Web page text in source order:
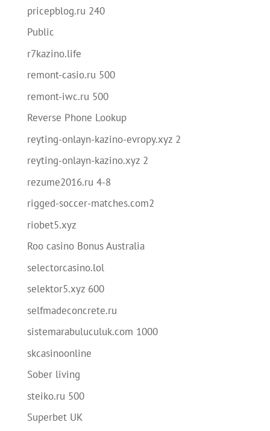
pricepblog.ru 240
Public
r7kazino.life
remont-casio.ru 500
remont-iwc.ru 500
Reverse Phone Lookup
reyting-onlayn-kazino-evropy.xyz 2
reyting-onlayn-kazino.xyz 2
rezume2016.ru 4-8
rigged-soccer-matches.com2
riobet5.xyz
Roo casino Bonus Australia
selectorcasino.lol
selektor5.xyz 600
selfmadeconcrete.ru
sistemarabuluculuk.com 1000
skcasinoonline
Sober living
steiko.ru 500
Superbet UK